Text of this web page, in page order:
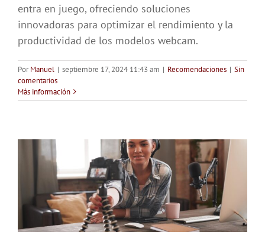
entra en juego, ofreciendo soluciones
innovadoras para optimizar el rendimiento y la
productividad de los modelos webcam.
PorManuel | septiembre 17, 2024 11:43 am | Recomendaciones | Sin
comentarios
Más información